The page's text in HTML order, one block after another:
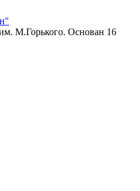
М.Горького. Основан 16